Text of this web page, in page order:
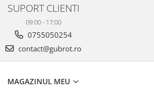
SUPORT CLIENTI
09:00 - 17:00
0755050254
contact@gubrot.ro
MAGAZINUL MEU